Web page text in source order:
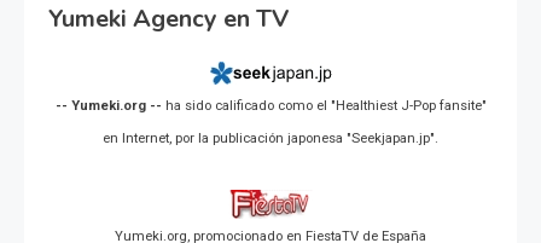
Yumeki Agency en TV
-- Yumeki.org -- ha sido calificado como el "Healthiest J-Pop fansite"
en Internet, por la publicación japonesa "Seekjapan.jp".
Yumeki.org, promocionado en FiestaTV de España